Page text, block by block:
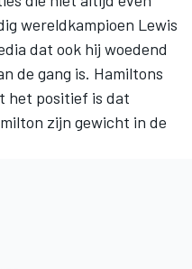
wereldkampioen Lewis
dat ook hij woedend
de gang is. Hamiltons
het positief is dat
zijn gewicht in de